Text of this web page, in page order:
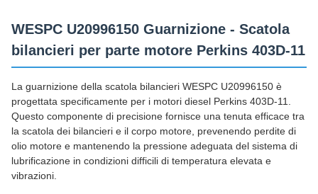
WESPC U20996150 Guarnizione - Scatola
bilancieri per parte motore Perkins 403D-11
La guarnizione della scatola bilancieri WESPC U20996150 è
progettata specificamente per i motori diesel Perkins 403D-11.
Questo componente di precisione fornisce una tenuta efficace tra
la scatola dei bilancieri e il corpo motore, prevenendo perdite di
olio motore e mantenendo la pressione adeguata del sistema di
lubrificazione in condizioni difficili di temperatura elevata e
vibrazioni.